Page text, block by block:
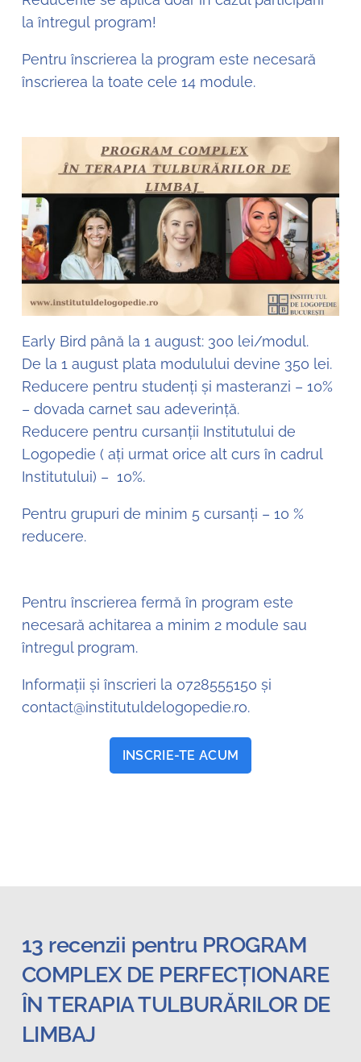
la întregul program!
Pentru înscrierea la program este necesară
înscrierea la toate cele 14 module.
Early Bird până la 1 august: 300 lei/modul.
De la 1 august plata modulului devine 350 lei.
Reducere pentru studenți și masteranzi – 10%
– dovada carnet sau adeverință.
Reducere pentru cursanții Institutului de
Logopedie ( ați urmat orice alt curs în cadrul
Institutului) – 10%.
Pentru grupuri de minim 5 cursanți – 10 %
reducere.
Pentru înscrierea fermă în program este
necesară achitarea a minim 2 module sau
întregul program.
Informații și înscrieri la 0728555150 și
contact@institutuldelogopedie.ro.
INSCRIE-TE ACUM
13 recenzii pentru PROGRAM
COMPLEX DE PERFECȚIONARE
ÎN TERAPIA TULBURĂRILOR DE
LIMBAJ